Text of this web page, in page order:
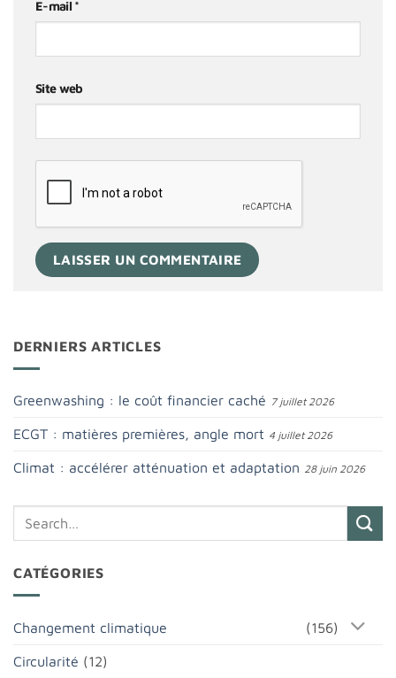
E-mail *
Site web
DERNIERS ARTICLES
Greenwashing : le coût financier caché 7 juillet 2026
ECGT : matières premières, angle mort 4 juillet 2026
Climat : accélérer atténuation et adaptation 28 juin 2026
CATÉGORIES
Changement climatique (156)
Circularité (12)